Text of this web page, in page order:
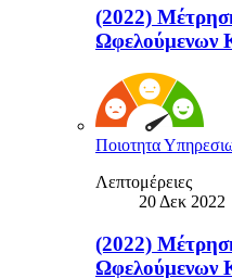
(2022)
Ποιοτητα
Λεπτομέρειες
20 Δεκ 2022
(2022)